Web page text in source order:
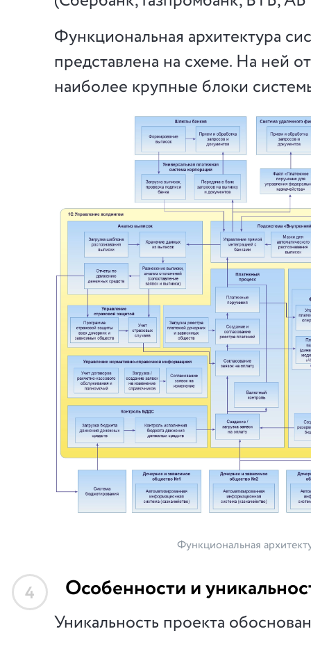
Функциональная архитектура
представлена на схеме. На ней
наиболее крупные блоки
Функциональная
4 Особенности и
Уникальность проекта